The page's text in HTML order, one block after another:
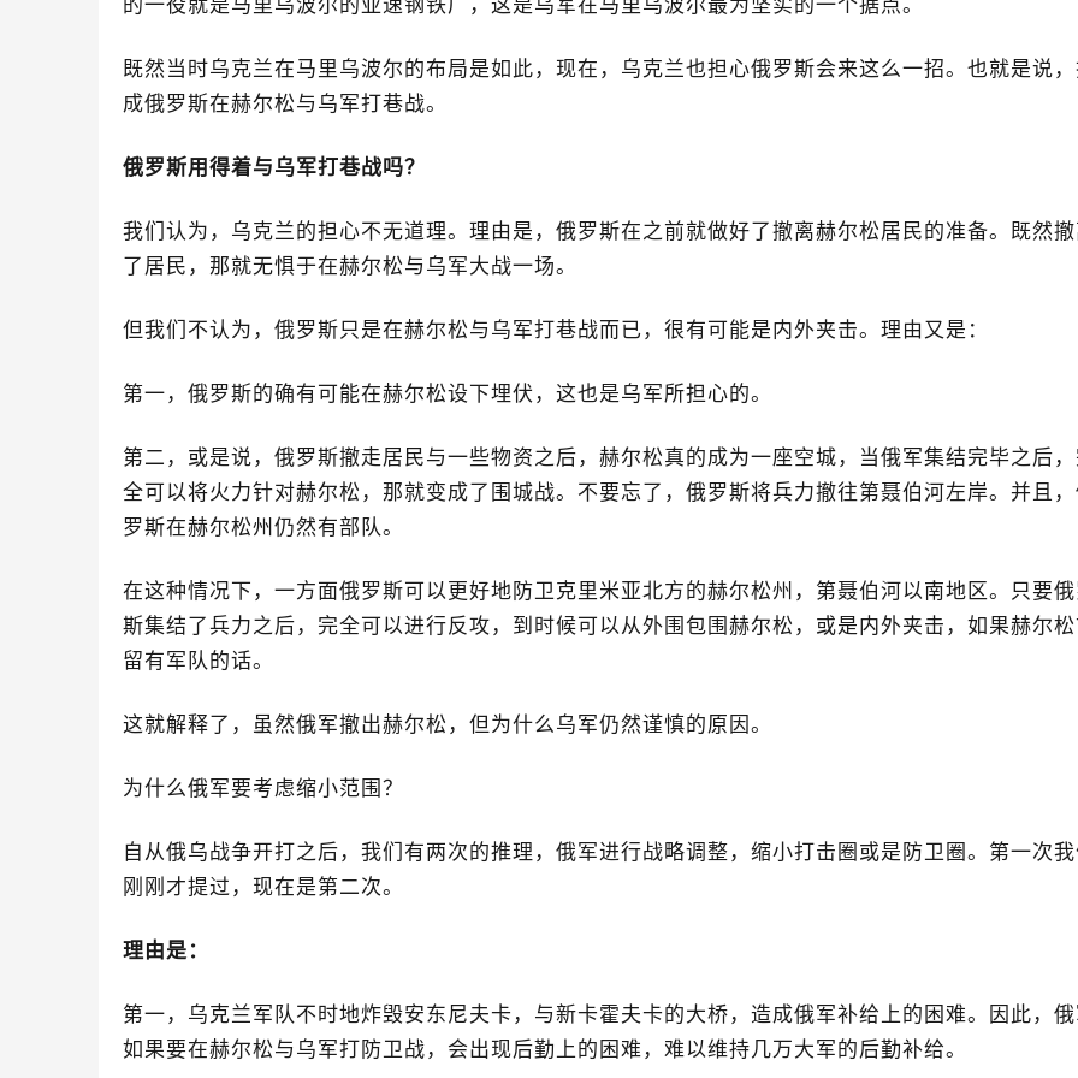
的一役就是马里乌波尔的亚速钢铁厂，这是乌军在马里乌波尔最为坚实的一个据点。
既然当时乌克兰在马里乌波尔的布局是如此，现在，乌克兰也担心俄罗斯会来这么一招。也就是说
成俄罗斯在赫尔松与乌军打巷战。
俄罗斯用得着与乌军打巷战吗？
我们认为，乌克兰的担心不无道理。理由是，俄罗斯在之前就做好了撤离赫尔松居民的准备。既然撤
了居民，那就无惧于在赫尔松与乌军大战一场。
但我们不认为，俄罗斯只是在赫尔松与乌军打巷战而已，很有可能是内外夹击。理由又是：
第一，俄罗斯的确有可能在赫尔松设下埋伏，这也是乌军所担心的。
第二，或是说，俄罗斯撤走居民与一些物资之后，赫尔松真的成为一座空城，当俄军集结完毕之后
全可以将火力针对赫尔松，那就变成了围城战。不要忘了，俄罗斯将兵力撤往第聂伯河左岸。并且
罗斯在赫尔松州仍然有部队。
在这种情况下，一方面俄罗斯可以更好地防卫克里米亚北方的赫尔松州，第聂伯河以南地区。只要俄
斯集结了兵力之后，完全可以进行反攻，到时候可以从外围包围赫尔松，或是内外夹击，如果赫尔
留有军队的话。
这就解释了，虽然俄军撤出赫尔松，但为什么乌军仍然谨慎的原因。
为什么俄军要考虑缩小范围？
自从俄乌战争开打之后，我们有两次的推理，俄军进行战略调整，缩小打击圈或是防卫圈。第一次我
刚刚才提过，现在是第二次。
理由是：
第一，乌克兰军队不时地炸毁安东尼夫卡，与新卡霍夫卡的大桥，造成俄军补给上的困难。因此，俄
如果要在赫尔松与乌军打防卫战，会出现后勤上的困难，难以维持几万大军的后勤补给。